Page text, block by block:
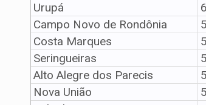
Urupá
Campo Novo de Rondônia
Costa Marques
Seringueiras
Alto Alegre dos Parecis
Nova União